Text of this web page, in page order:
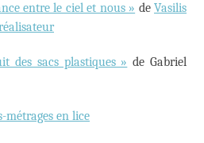
entre le ciel et nous » deVasilis
des sacs plastiques » de Gabriel
métrages en lice